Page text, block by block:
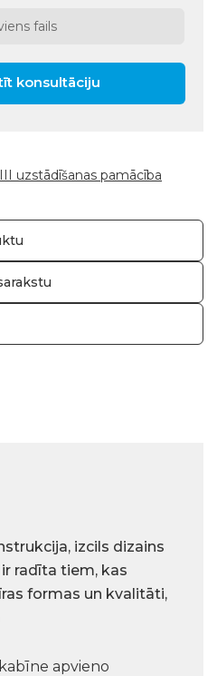
fails
konsultāciju
uzstādīšanas pamācība
izcils dizains
radīta tiem, kas
formas un kvalitāti,
apvieno